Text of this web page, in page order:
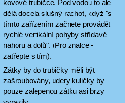
kovové trubičce. Pod vodou to ale
dělá docela slušný rachot, když "s
tímto zařízením začnete provádět
rychlé vertikální pohyby střídavě
nahoru a dolů". (Pro znalce -
zatřepte s tím).
Zátky by do trubičky měli být
zašroubovány, údery kuličky by
pouze zalepenou zátku asi brzy